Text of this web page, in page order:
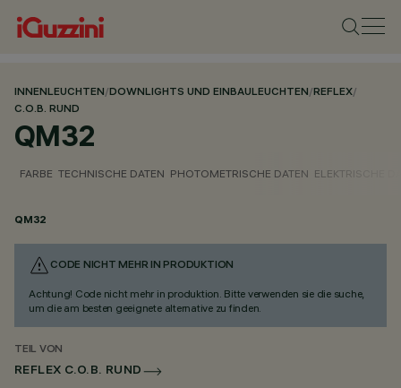
INNENLEUCHTEN/DOWNLIGHTS UND EINBAULEUCHTEN/REFLEX/
C.O.B. RUND
QM32
FARBE TECHNISCHE DATEN PHOTOMETRISCHE DATEN ELEKTRISCHE
QM32
CODE NICHT MEHR IN PRODUKTION
Achtung! Code nicht mehr in produktion. Bitte verwenden sie die suche,
um die am besten geeignete alternative zu finden.
TEIL VON
REFLEX C.O.B. RUND